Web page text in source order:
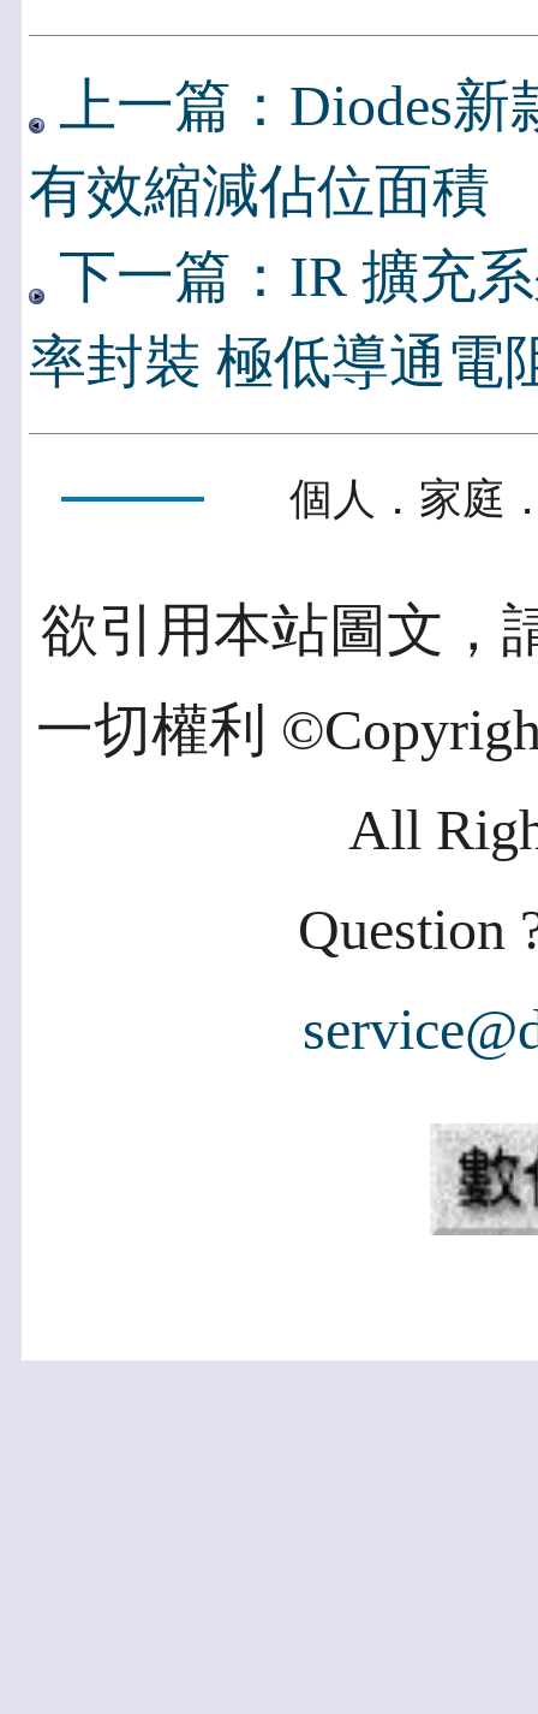
上一篇：Diodes
有效縮減佔位面積
下一篇：IR 擴充
率封裝 極低導通電
個人．家庭
欲引用本站圖文，
一切權利
All
Question